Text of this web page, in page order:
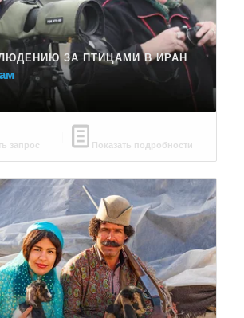
ЗА ПТИЦАМИ В ИРАН
запрос Показать подробности